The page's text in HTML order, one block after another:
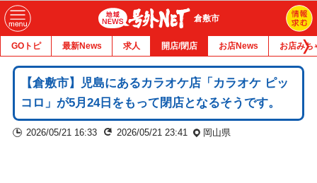
倉敷市
GOトピ 最新News 求人 開店/閉店 お店News お店みち
【倉敷市】児島にあるカラオケ店「カラオケ ピッ
コロ」が5月24日をもって閉店となるそうです。
2026/05/21 16:33 2026/05/21 23:41 岡山県